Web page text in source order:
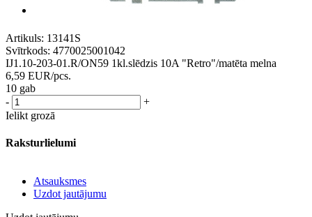
Artikuls: 13141S
Svītrkods: 4770025001042
IJ1.10-203-01.R/ON59 1kl.slēdzis 10A "Retro"/matēta melna
6,59 EUR/pcs.
10 gab
-
+
Ielikt grozā
Raksturlielumi
Atsauksmes
Uzdot jautājumu